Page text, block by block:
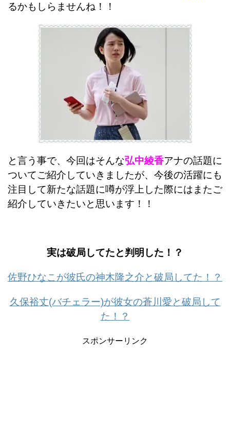
るかもしらませんね！！
と言う事で、今回はそんな弘中綾香アナの話題に
ついてご紹介していきましたが、今後の活躍にも
注目して新たな話題に噂が浮上した際にはまたご
紹介していきたいと思います！！
実は破局してたと判明した！？
佐野ひなこが彼氏の神木隆之介と破局してた！？
久保裕丈(バチェラー)が彼女の蒼川愛と破局して
た！？
スポンサーリンク